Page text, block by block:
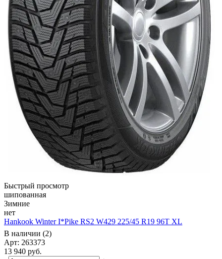
Быстрый просмотр
шипованная
Зимние
нет
Hankook Winter I*Pike RS2 W429 225/45 R19 96T XL
В наличии (2)
Арт: 263373
13 940 руб.